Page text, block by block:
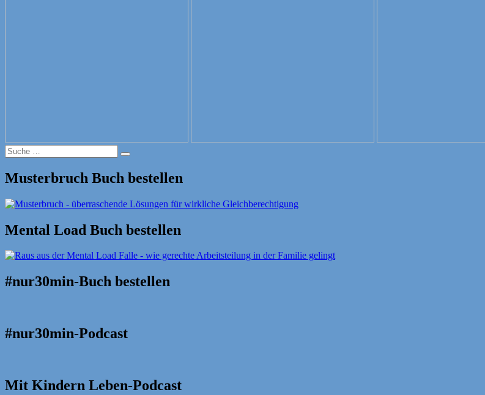
Suche
nach:
Suche
Musterbruch Buch bestellen
Mental Load Buch bestellen
#nur30min-Buch bestellen
#nur30min-Podcast
Mit Kindern Leben-Podcast